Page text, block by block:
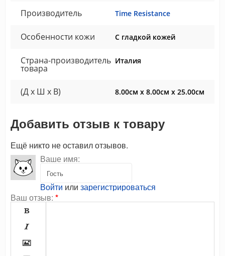
Производитель Time Resistance
Особенности кожи С гладкой кожей
Страна-производитель
товара
Италия
(Д x Ш x В) 8.00см x 8.00см x 25.00см
Добавить отзыв к товару
Ещё никто не оставил отзывов.
Ваше имя:
Войти или зарегистрироваться
Ваш отзыв: *


